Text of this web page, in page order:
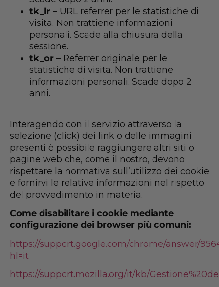
tk_lr – URL referrer per le statistiche di
visita. Non trattiene informazioni
personali. Scade alla chiusura della
sessione.
tk_or – Referrer originale per le
statistiche di visita. Non trattiene
informazioni personali. Scade dopo 2
anni.
Interagendo con il servizio attraverso la
selezione (click) dei link o delle immagini
presenti è possibile raggiungere altri siti o
pagine web che, come il nostro, devono
rispettare la normativa sull’utilizzo dei cookie
e fornirvi le relative informazioni nel rispetto
del provvedimento in materia.
Come disabilitare i cookie mediante
configurazione dei browser più comuni:
https://support.google.com/chrome/answer/
hl=it
https://support.mozilla.org/it/kb/